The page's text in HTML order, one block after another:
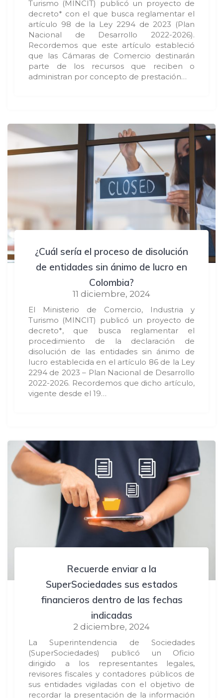
Turismo (MINCIT) publicó un proyecto de
decreto* con el que busca reglamentar el
artículo 98 de la Ley 2294 de 2023 (Plan
Nacional de Desarrollo 2022-2026).
Recordemos que este artículo estableció
que las Cámaras de Comercio destinarán
parte de los recursos que reciben o
administran por concepto de prestación…
¿Cuál sería el proceso de disolución
de entidades sin ánimo de lucro en
Colombia?
11 diciembre, 2024
El Ministerio de Comercio, Industria y
Turismo (MINCIT) publicó un proyecto de
decreto*, que busca reglamentar el
procedimiento de la declaración de
disolución de las entidades sin ánimo de
lucro establecida en el artículo 86 de la Ley
2294 de 2023 – Plan Nacional de Desarrollo
2022-2026. Recordemos que dicho artículo,
vigente desde el 19…
Recuerde enviar a la
SuperSociedades sus estados
financieros dentro de las fechas
indicadas
2 diciembre, 2024
La Superintendencia de Sociedades
(SuperSociedades) publicó un Oficio
dirigido a los representantes legales,
revisores fiscales y contadores públicos de
sus entidades vigiladas con el objetivo de
recordar la presentación de la información